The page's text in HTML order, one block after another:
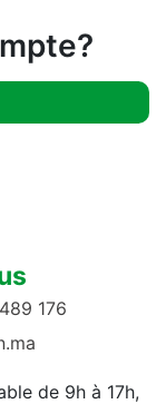
176
de 9h à 17h,